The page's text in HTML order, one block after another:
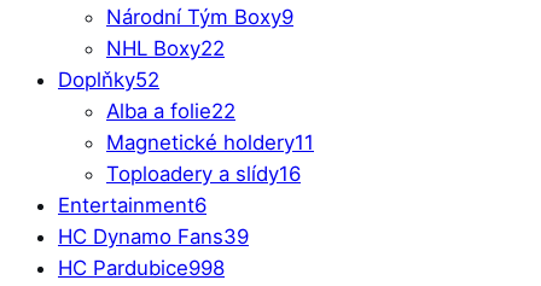
Národní Tým Boxy9
NHL Boxy22
Doplňky52
Alba a folie22
Magnetické holdery11
Toploadery a slídy16
Entertainment6
HC Dynamo Fans39
HC Pardubice998